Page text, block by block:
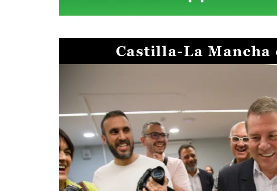
Castilla-La Mancha